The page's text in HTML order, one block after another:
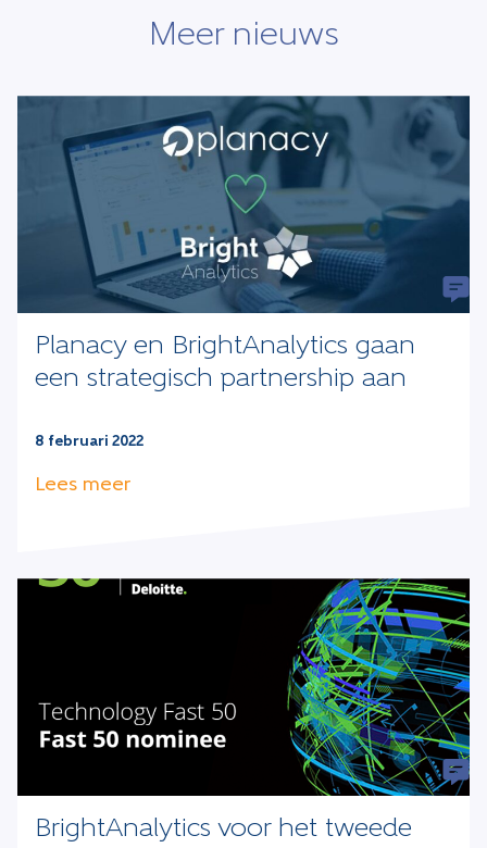
Meer nieuws
Planacy en BrightAnalytics gaan
een strategisch partnership aan
8 februari 2022
Lees meer
BrightAnalytics voor het tweede